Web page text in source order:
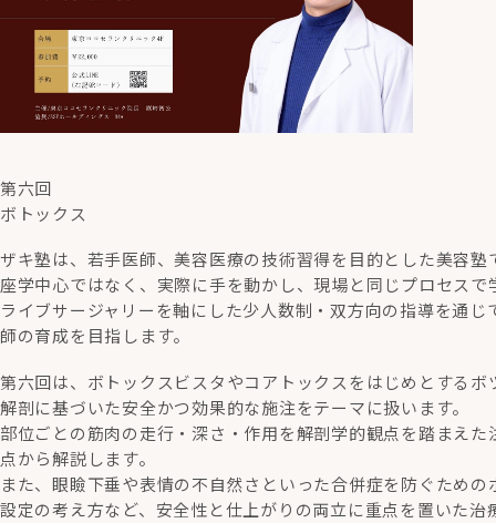
第六回
ボトックス
ザキ塾は、若手医師、美容医療の技術習得を目的とした美容塾
座学中心ではなく、実際に手を動かし、現場と同じプロセス
ライブサージャリーを軸にした少人数制・双方向の指導を通
師の育成を目指します。
第六回は、ボトックスビスタやコアトックスをはじめとする
解剖に基づいた安全かつ効果的な施注をテーマに扱います。
部位ごとの筋肉の走行・深さ・作用を解剖学的観点を踏まえ
点から解説します。
また、眼瞼下垂や表情の不自然さといった合併症を防ぐため
設定の考え方など、安全性と仕上がりの両立に重点を置いた治